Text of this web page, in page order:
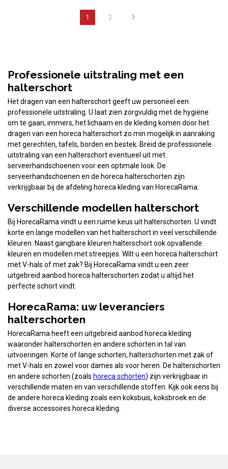
1 2
Professionele uitstraling met een
halterschort
Het dragen van een halterschort geeft uw personeel een
professionele uitstraling. U laat zien zorgvuldig met de hygiëne
om te gaan, immers, het lichaam en de kleding komen door het
dragen van een horeca halterschort zo min mogelijk in aanraking
met gerechten, tafels, borden en bestek. Breid de professionele
uitstraling van een halterschort eventueel uit met
serveerhandschoenen voor een optimale look. De
serveerhandschoenen en de horeca halterschorten zijn
verkrijgbaar bij de afdeling horeca kleding van HorecaRama.
Verschillende modellen halterschort
Bij HorecaRama vindt u een ruime keus uit halterschorten. U vindt
korte en lange modellen van het halterschort in veel verschillende
kleuren. Naast gangbare kleuren halterschort ook opvallende
kleuren en modellen met streepjes. Wilt u een horeca halterschort
met V-hals of met zak? Bij HorecaRama vindt u een zeer
uitgebreid aanbod horeca halterschorten zodat u altijd het
perfecte schort vindt.
HorecaRama: uw leveranciers
halterschorten
HorecaRama heeft een uitgebreid aanbod horeca kleding
waaronder halterschorten en andere schorten in tal van
uitvoeringen. Korte of lange schorten, halterschorten met zak of
met V-hals en zowel voor dames als voor heren. De halterschorten
en andere schorten (zoals horeca schorten) zijn verkrijgbaar in
verschillende maten en van verschillende stoffen. Kijk ook eens bij
de andere horeca kleding zoals een koksbuis, koksbroek en de
diverse accessoires horeca kleding.